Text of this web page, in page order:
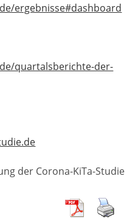
ergebnisse#dashboard
quartalsberichte-der-
der Corona-KiTa-Studie